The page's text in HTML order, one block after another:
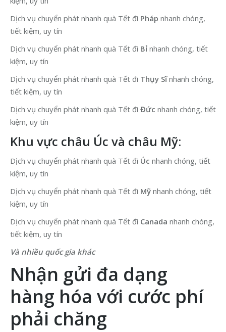
Dịch vụ chuyển phát nhanh quà Tết đi Pháp nhanh chóng,
tiết kiệm, uy tín
Dịch vụ chuyển phát nhanh quà Tết đi Bỉ nhanh chóng, tiết
kiệm, uy tín
Dịch vụ chuyển phát nhanh quà Tết đi Thụy Sĩnhanh chóng,
tiết kiệm, uy tín
Dịch vụ chuyển phát nhanh quà Tết đi Đức nhanh chóng, tiết
kiệm, uy tín
Khu vực châu Úc và châu Mỹ:
Dịch vụ chuyển phát nhanh quà Tết đi Úc nhanh chóng, tiết
kiệm, uy tín
Dịch vụ chuyển phát nhanh quà Tết đi Mỹ nhanh chóng, tiết
kiệm, uy tín
Dịch vụ chuyển phát nhanh quà Tết đi Canada nhanh chóng,
tiết kiệm, uy tín
Và nhiều quốc gia khác
Nhận gửi đa dạng
hàng hóa với cước phí
phải chăng